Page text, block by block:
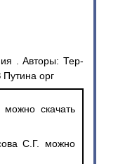
. Авторы: Тер-
орг
скачать
С.Г. можно